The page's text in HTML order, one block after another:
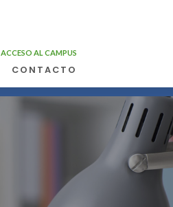
ACCESO AL CAMPUS
CONTACTO